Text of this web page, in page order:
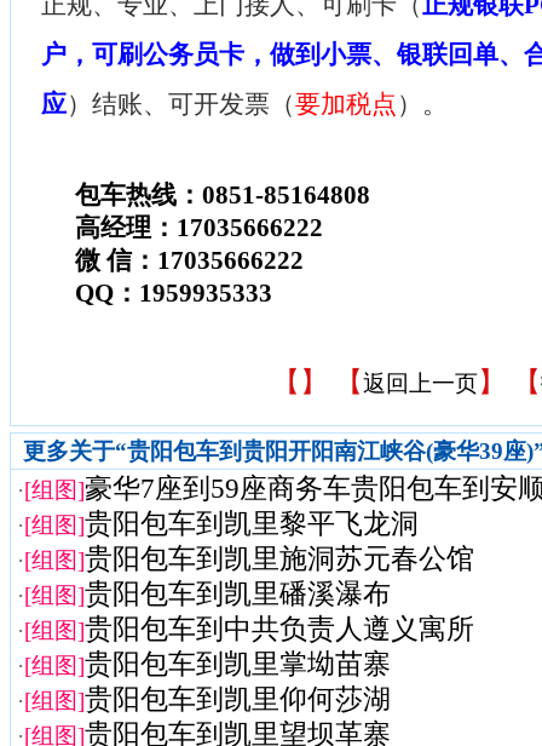
户，可刷公务员卡，做到小票、银联回单、
应）结账、可开发票（要加税点 ）。
包车热线：0851-85164808
高经理：17035666222
微 信：17035666222
QQ：1959935333
【 】 【返回上一页】 【
更多关于“贵阳包车到贵阳开阳南江峡谷(豪华39座
·[组图]豪华7座到59座商务车贵阳包车到安
·[组图]贵阳包车到凯里黎平飞龙洞
·[组图]贵阳包车到凯里施洞苏元春公馆
·[组图]贵阳包车到凯里磻溪瀑布
·[组图]贵阳包车到中共负责人遵义寓所
·[组图]贵阳包车到凯里掌坳苗寨
·[组图]贵阳包车到凯里仰何莎湖
·[组图]贵阳包车到凯里望坝革寨